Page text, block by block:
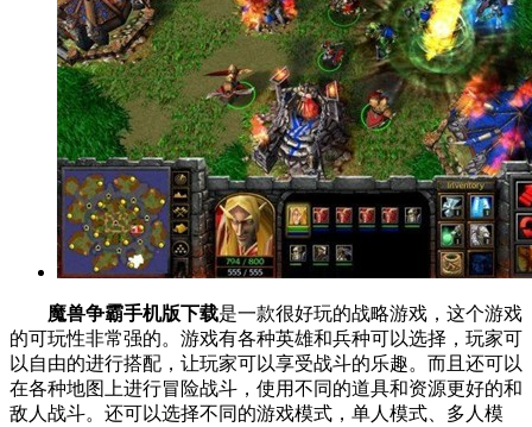
魔兽争霸手机版下载是一款很好玩的战略游戏，这个游戏
的可玩性非常强的。游戏有各种英雄和兵种可以选择，玩家可
以自由的进行搭配，让玩家可以享受战斗的乐趣。而且还可以
在各种地图上进行冒险战斗，使用不同的道具和资源更好的和
敌人战斗。还可以选择不同的游戏模式，单人模式、多人模